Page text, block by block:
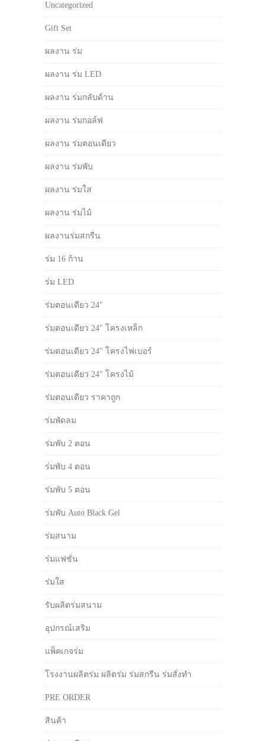
Uncategorized
Gift Set
ผลงาน ร่ม
ผลงาน ร่ม LED
ผลงาน ร่มกลับด้าน
ผลงาน ร่มกอล์ฟ
ผลงาน ร่มตอนเดียว
ผลงาน ร่มพับ
ผลงาน ร่มใส
ผลงาน ร่มไม้
ผลงานร่มสกรีน
ร่ม 16 ก้าน
ร่ม LED
ร่มตอนเดียว 24"
ร่มตอนเดียว 24" โครงเหล็ก
ร่มตอนเดียว 24" โครงไฟเบอร์
ร่มตอนเดียว 24" โครงไม้
ร่มตอนเดียว ราคาถูก
ร่มพัดลม
ร่มพับ 2 ตอน
ร่มพับ 4 ตอน
ร่มพับ 5 ตอน
ร่มพับ Auto Black Gel
ร่มสนาม
ร่มแฟชั่น
ร่มใส
รับผลิตร่มสนาม
อุปกรณ์เสริม
แพ็คเกจร่ม
โรงงานผลิตร่ม ผลิตร่ม ร่มสกรีน ร่มสั่งทำ
PRE ORDER
สินค้า